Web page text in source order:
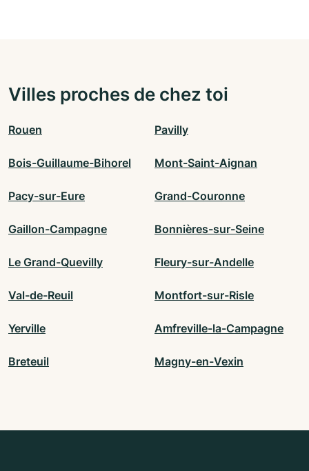
Villes proches de chez toi
Rouen Pavilly
Bois-Guillaume-Bihorel Mont-Saint-Aignan
Pacy-sur-Eure Grand-Couronne
Gaillon-Campagne Bonnières-sur-Seine
Le Grand-Quevilly Fleury-sur-Andelle
Val-de-Reuil Montfort-sur-Risle
Yerville Amfreville-la-Campagne
Breteuil Magny-en-Vexin